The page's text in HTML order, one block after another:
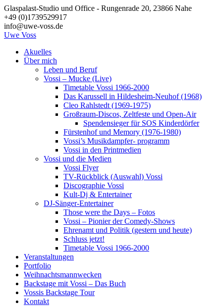
Zum
Inhalt
springen
Glaspalast-Studio und Office - Rungenrade 20, 23866 Nahe
+49 (0)1739529917
info@uwe-voss.de
Uwe Voss
Akuelles
Über mich
Leben und Beruf
Vossi – Mucke (Live)
Timetable Vossi 1966-2000
Das Karussell in Hildesheim-Neuhof (1968)
Cleo Rahlstedt (1969-1975)
Großraum-Discos, Zeltfeste und Open-Air
Spendensieger für SOS Kinderdörfer
Fürstenhof und Memory (1976-1980)
Vossi’s Musikdampfer- programm
Vossi in den Printmedien
Vossi und die Medien
Vossi Flyer
TV-Rückblick (Auswahl) Vossi
Discographie Vossi
Kult-Dj & Entertainer
DJ-Sänger-Entertainer
Those were the Days – Fotos
Vossi – Pionier der Comedy-Shows
Ehrenamt und Politik (gestern und heute)
Schluss jetzt!
Timetable Vossi 1966-2000
Veranstaltungen
Portfolio
Weihnachtsmannwecken
Backstage mit Vossi – Das Buch
Vossis Backstage Tour
Kontakt